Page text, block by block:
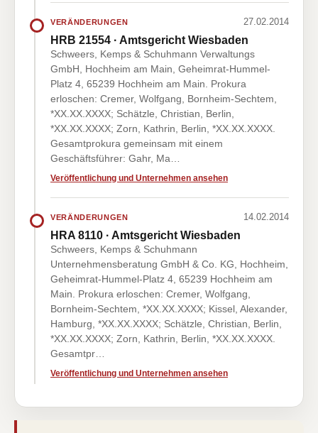
VERÄNDERUNGEN 27.02.2014
HRB 21554 · Amtsgericht Wiesbaden
Schweers, Kemps & Schuhmann Verwaltungs
GmbH, Hochheim am Main, Geheimrat-Hummel-
Platz 4, 65239 Hochheim am Main. Prokura
erloschen: Cremer, Wolfgang, Bornheim-Sechtem,
*XX.XX.XXXX; Schätzle, Christian, Berlin,
*XX.XX.XXXX; Zorn, Kathrin, Berlin, *XX.XX.XXXX.
Gesamtprokura gemeinsam mit einem
Geschäftsführer: Gahr, Ma…
Veröffentlichung und Unternehmen ansehen
VERÄNDERUNGEN 14.02.2014
HRA 8110 · Amtsgericht Wiesbaden
Schweers, Kemps & Schuhmann
Unternehmensberatung GmbH & Co. KG, Hochheim,
Geheimrat-Hummel-Platz 4, 65239 Hochheim am
Main. Prokura erloschen: Cremer, Wolfgang,
Bornheim-Sechtem, *XX.XX.XXXX; Kissel, Alexander,
Hamburg, *XX.XX.XXXX; Schätzle, Christian, Berlin,
*XX.XX.XXXX; Zorn, Kathrin, Berlin, *XX.XX.XXXX.
Gesamtpr…
Veröffentlichung und Unternehmen ansehen